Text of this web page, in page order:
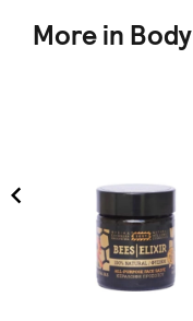
More in Body